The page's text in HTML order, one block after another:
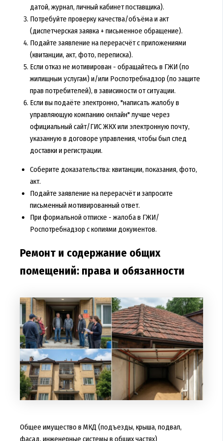
датой, журнал, личный кабинет поставщика).
Потребуйте проверку качества/объёма и акт
(диспетчерская заявка + письменное обращение).
Подайте заявление на перерасчёт с приложениями
(квитанции, акт, фото, переписка).
Если отказ не мотивирован - обращайтесь в ГЖИ (по
жилищным услугам) и/или Роспотребнадзор (по защите
прав потребителей), в зависимости от ситуации.
Если вы подаёте электронно, "написать жалобу в
управляющую компанию онлайн" лучше через
официальный сайт/ГИС ЖКХ или электронную почту,
указанную в договоре управления, чтобы был след
доставки и регистрации.
Соберите доказательства: квитанции, показания, фото,
акт.
Подайте заявление на перерасчёт и запросите
письменный мотивированный ответ.
При формальной отписке - жалоба в ГЖИ/
Роспотребнадзор с копиями документов.
Ремонт и содержание общих
помещений: права и обязанности
Общее имущество в МКД (подъезды, крыша, подвал,
фасад, инженерные системы в общих частях)